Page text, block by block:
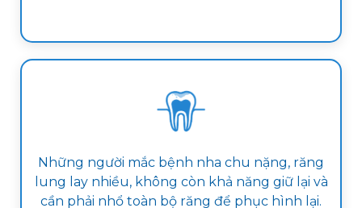
Những người mắc bệnh nha chu nặng, răng
lung lay nhiều, không còn khả năng giữ lại và
cần phải nhổ toàn bộ răng để phục hình lại.